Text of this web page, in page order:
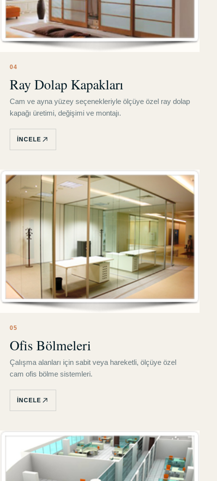
04
Ray Dolap Kapakları
Cam ve ayna yüzey seçenekleriyle ölçüye özel ray dolap
kapağı üretimi, değişimi ve montajı.
İNCELE
05
Ofis Bölmeleri
Çalışma alanları için sabit veya hareketli, ölçüye özel
cam ofis bölme sistemleri.
İNCELE